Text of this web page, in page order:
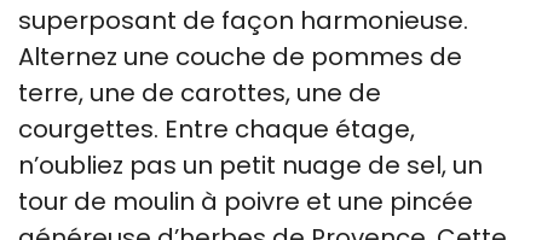
superposant de façon harmonieuse.
Alternez une couche de pommes de
terre, une de carottes, une de
courgettes. Entre chaque étage,
n’oubliez pas un petit nuage de sel, un
tour de moulin à poivre et une pincée